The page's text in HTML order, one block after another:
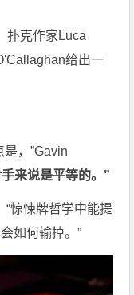
扑克作家Luca
给出一
，”Gavin
来说是平等的。”
惊悚牌哲学中能提
如何输掉。”